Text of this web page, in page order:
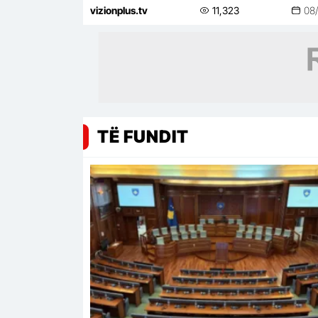
zgjedh sot mes 3 kandidatëve
vizionplus.tv 11,323
TË FUNDIT